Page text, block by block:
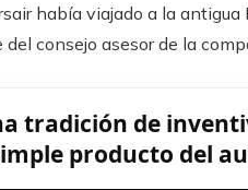
había viajado a la
consejo asesor de la
tradición de
producto del